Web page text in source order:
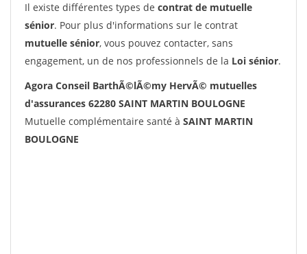
Il existe différentes types de contrat de mutuelle
sénior. Pour plus d'informations sur le contrat
mutuelle sénior, vous pouvez contacter, sans
engagement, un de nos professionnels de la Loi sénior.
Agora Conseil BarthÃ©lÃ©my HervÃ© mutuelles
d'assurances 62280 SAINT MARTIN BOULOGNE
Mutuelle complémentaire santé à SAINT MARTIN
BOULOGNE